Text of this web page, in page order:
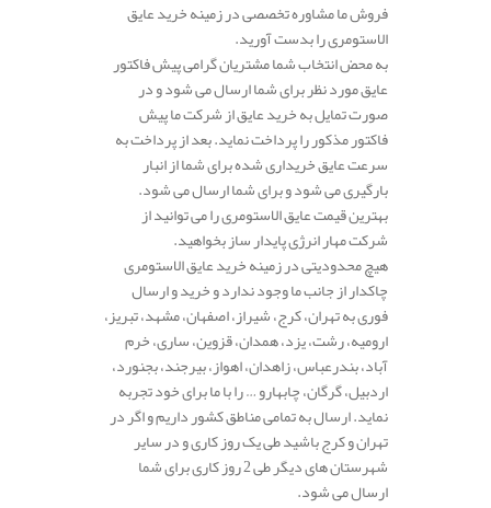
فروش ما مشاوره تخصصی در زمینه خرید عایق
الاستومری را بدست آورید.
به محض انتخاب شما مشتریان گرامی پیش فاکتور
عایق مورد نظر برای شما ارسال می شود و در
صورت تمایل به خرید عایق از شرکت ما پیش
فاکتور مذکور را پرداخت نماید. بعد از پرداخت به
سرعت عایق خریداری شده برای شما از انبار
بارگیری می شود و برای شما ارسال می شود.
بهترین قیمت عایق الاستومری را می توانید از
شرکت مهار انرژی پایدار ساز بخواهید.
هیچ محدودیتی در زمینه خرید عایق الاستومری
چاکدار از جانب ما وجود ندارد و خرید و ارسال
فوری به تهران، کرج، شیراز، اصفهان، مشهد، تبریز،
ارومیه، رشت، یزد، همدان، قزوین، ساری، خرم
آباد، بندرعباس، زاهدان، اهواز، بیرجند، بجنورد،
اردبیل، گرگان، چابهارو … را با ما برای خود تجربه
نماید. ارسال به تمامی مناطق کشور داریم و اگر در
تهران و کرج باشید طی یک روز کاری و در سایر
شهرستان های دیگر طی 2 روز کاری برای شما
ارسال می شود.